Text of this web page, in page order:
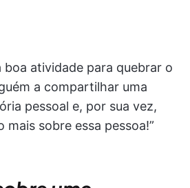
boa atividade para quebrar o
a compartilhar uma
pessoal e, por sua vez,
mais sobre essa pessoa!”